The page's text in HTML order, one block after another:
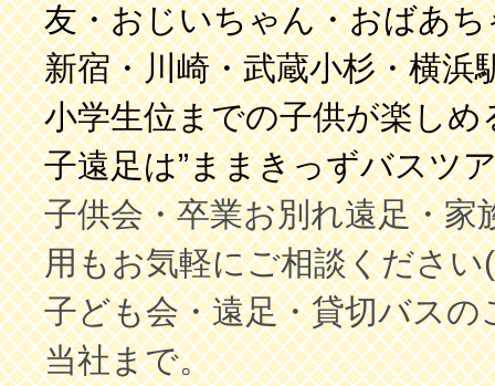
友・おじいちゃん・おばあち
新宿・川崎・武蔵小杉・横
小学生位までの子供が楽し
子遠足は”ままきっずバスツ
子供会・卒業お別れ遠足・
用もお気軽にご相談ください
子ども会・遠足・貸切バス
当社まで。